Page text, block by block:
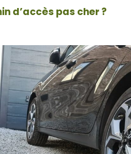
d’accès pas cher ?